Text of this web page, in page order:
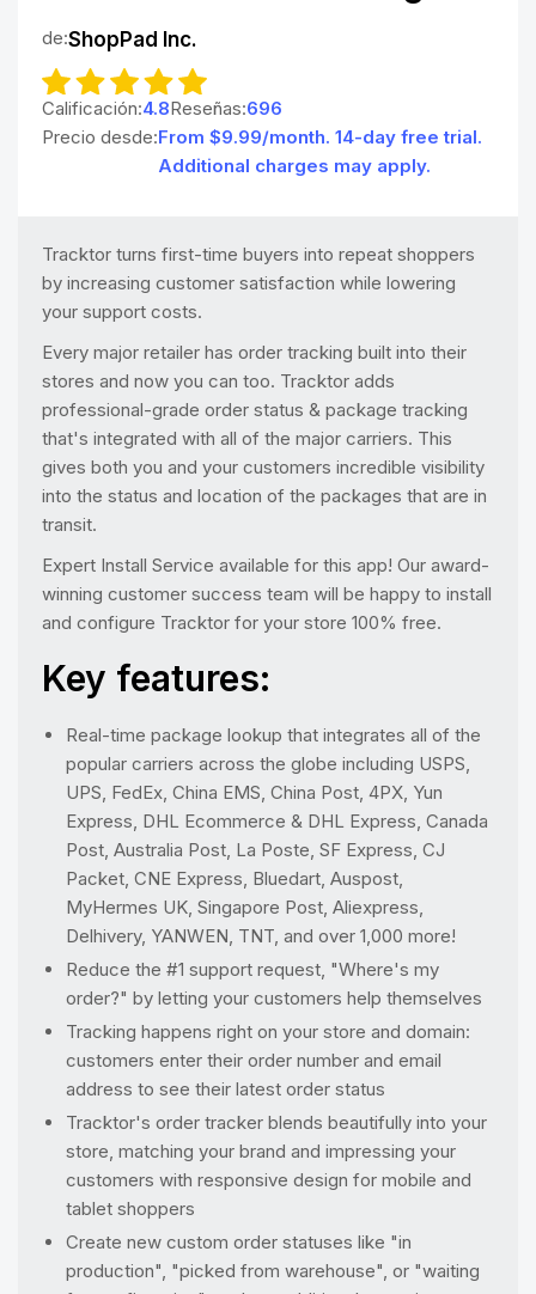
de:ShopPad Inc.
Calificación:4.8Reseñas:696
Precio desde:From $9.99/month. 14-day free trial.
Additional charges may apply.
Tracktor turns first-time buyers into repeat shoppers
by increasing customer satisfaction while lowering
your support costs.
Every major retailer has order tracking built into their
stores and now you can too. Tracktor adds
professional-grade order status & package tracking
that's integrated with all of the major carriers. This
gives both you and your customers incredible visibility
into the status and location of the packages that are in
transit.
Expert Install Service available for this app! Our award-
winning customer success team will be happy to install
and configure Tracktor for your store 100% free.
Key features:
Real-time package lookup that integrates all of the
popular carriers across the globe including USPS,
UPS, FedEx, China EMS, China Post, 4PX, Yun
Express, DHL Ecommerce & DHL Express, Canada
Post, Australia Post, La Poste, SF Express, CJ
Packet, CNE Express, Bluedart, Auspost,
MyHermes UK, Singapore Post, Aliexpress,
Delhivery, YANWEN, TNT, and over 1,000 more!
Reduce the #1 support request, "Where's my
order?" by letting your customers help themselves
Tracking happens right on your store and domain:
customers enter their order number and email
address to see their latest order status
Tracktor's order tracker blends beautifully into your
store, matching your brand and impressing your
customers with responsive design for mobile and
tablet shoppers
Create new custom order statuses like "in
production", "picked from warehouse", or "waiting